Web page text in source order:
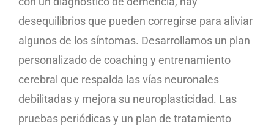
desequilibrios que pueden corregirse para aliviar
algunos de los síntomas. Desarrollamos un plan
personalizado de coaching y entrenamiento
cerebral que respalda las vías neuronales
debilitadas y mejora su neuroplasticidad. Las
pruebas periódicas y un plan de tratamiento